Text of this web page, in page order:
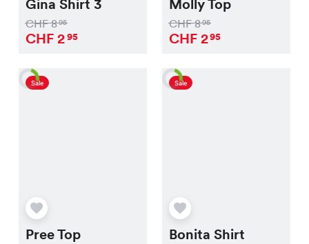
Gina Shirt 3
CHF895
CHF295
Molly Top
CHF895
CHF295
Sale
Pree Top
Sale
Bonita Shirt